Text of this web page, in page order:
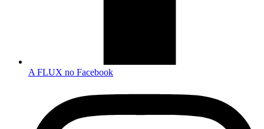
A FLUX no Facebook